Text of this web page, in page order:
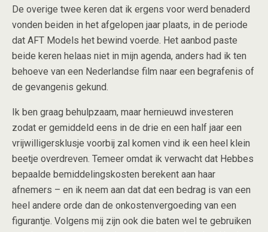
De overige twee keren dat ik ergens voor werd benaderd
vonden beiden in het afgelopen jaar plaats, in de periode
dat AFT Models het bewind voerde. Het aanbod paste
beide keren helaas niet in mijn agenda, anders had ik ten
behoeve van een Nederlandse film naar een begrafenis of
de gevangenis gekund.
Ik ben graag behulpzaam, maar hernieuwd investeren
zodat er gemiddeld eens in de drie en een half jaar een
vrijwilligersklusje voorbij zal komen vind ik een heel klein
beetje overdreven. Temeer omdat ik verwacht dat Hebbes
bepaalde bemiddelingskosten berekent aan haar
afnemers – en ik neem aan dat dat een bedrag is van een
heel andere orde dan de onkostenvergoeding van een
figurantje. Volgens mij zijn ook die baten wel te gebruiken